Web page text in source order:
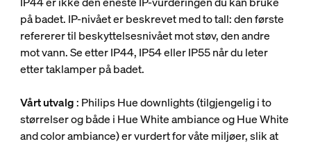
på badet. IP-nivået er beskrevet med to tall: den første
refererer til beskyttelsesnivået mot støv, den andre
mot vann. Se etter IP44, IP54 eller IP55 når du leter
etter taklamper på badet.
Vårt utvalg: Philips Hue downlights (tilgjengelig i to
størrelser og både i Hue White ambiance og Hue White
and color ambiance) er vurdert for våte miljøer, slik at